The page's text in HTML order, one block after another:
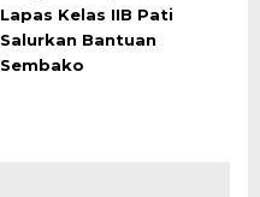
Lapas Kelas IIB Pati
Salurkan Bantuan
Sembako